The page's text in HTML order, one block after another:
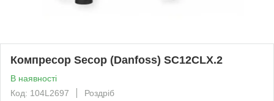
Компресор Secop (Danfoss) SC12CLX.2
В наявності
Код: 104L2697
Роздріб